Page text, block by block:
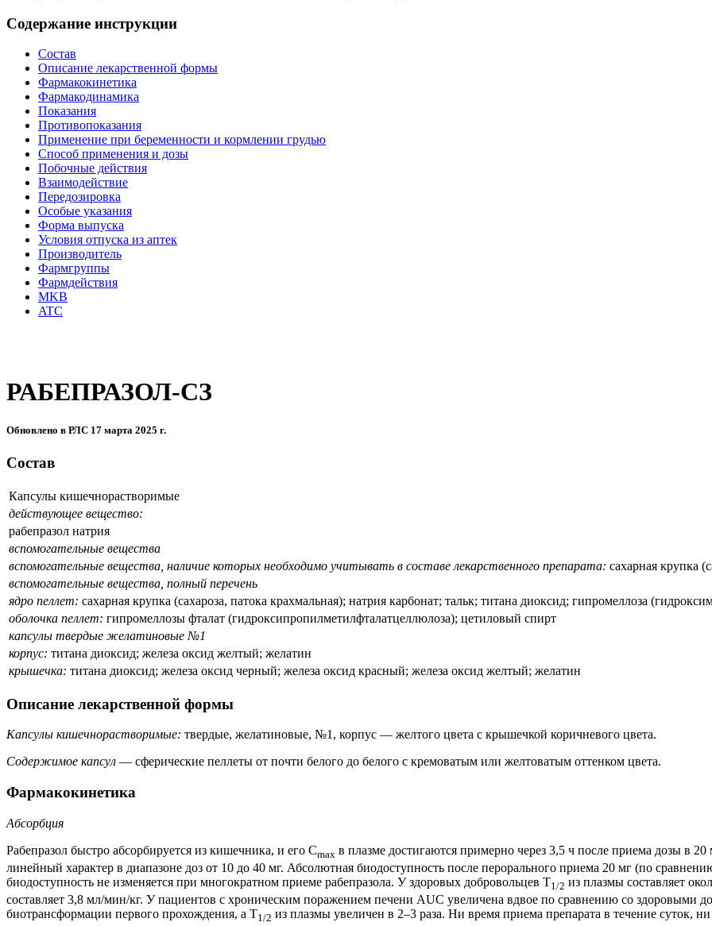
Содержание инструкции
Состав
Описание лекарственной формы
Фармакокинетика
Фармакодинамика
Показания
Противопоказания
Применение при беременности и кормлении грудью
Способ применения и дозы
Побочные действия
Взаимодействие
Передозировка
Особые указания
Форма выпуска
Условия отпуска из аптек
Производитель
Фармгруппы
Фармдействия
MKB
ATC
РАБЕПРАЗОЛ-СЗ
Обновлено в РЛС 17 марта 2025 г.
Состав
Капсулы кишечнорастворимые
действующее вещество:
рабепразол натрия
вспомогательные вещества
вспомогательные вещества, наличие которых необходимо учитывать в составе лекарственного препарата: сахарная крупка
вспомогательные вещества, полный перечень
ядро пеллет: сахарная крупка (сахароза, патока крахмальная); натрия карбонат; тальк; титана диоксид; гипромеллоза
оболочка пеллет: гипромеллозы фталат (гидроксипропилметилфталатцеллюлоза); цетиловый спирт
капсулы твердые желатиновые №1
корпус: титана диоксид; железа оксид желтый; желатин
крышечка: титана диоксид; железа оксид черный; железа оксид красный; железа оксид желтый; желатин
Описание лекарственной формы
Капсулы кишечнорастворимые: твердые, желатиновые, №1, корпус — желтого цвета с крышечкой коричневого цвета.
Содержимое капсул — сферические пеллеты от почти белого до белого с кремоватым или желтоватым оттенком цвета.
Фармакокинетика
Абсорбция
Рабепразол быстро абсорбируется из кишечника, и его Cmax в плазме достигаются примерно через 3,5 ч после приема дозы в
линейный характер в диапазоне доз от 10 до 40 мг. Абсолютная биодоступность после перорального приема 20 мг (по
биодоступность не изменяется при многократном приеме рабепразола. У здоровых добровольцев T1/2 из плазмы составляет
составляет 3,8 мл/мин/кг. У пациентов с хроническим поражением печени AUC увеличена вдвое по сравнению со здоровыми
биотрансформации первого прохождения, а T1/2 из плазмы увеличен в 2–3 раза. Ни время приема препарата в течение суток,